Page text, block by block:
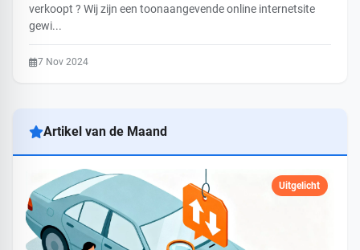
verkoopt ? Wij zijn een toonaangevende online internetsite
gewi...
7 Nov 2024
Artikel van de Maand
Uitgelicht